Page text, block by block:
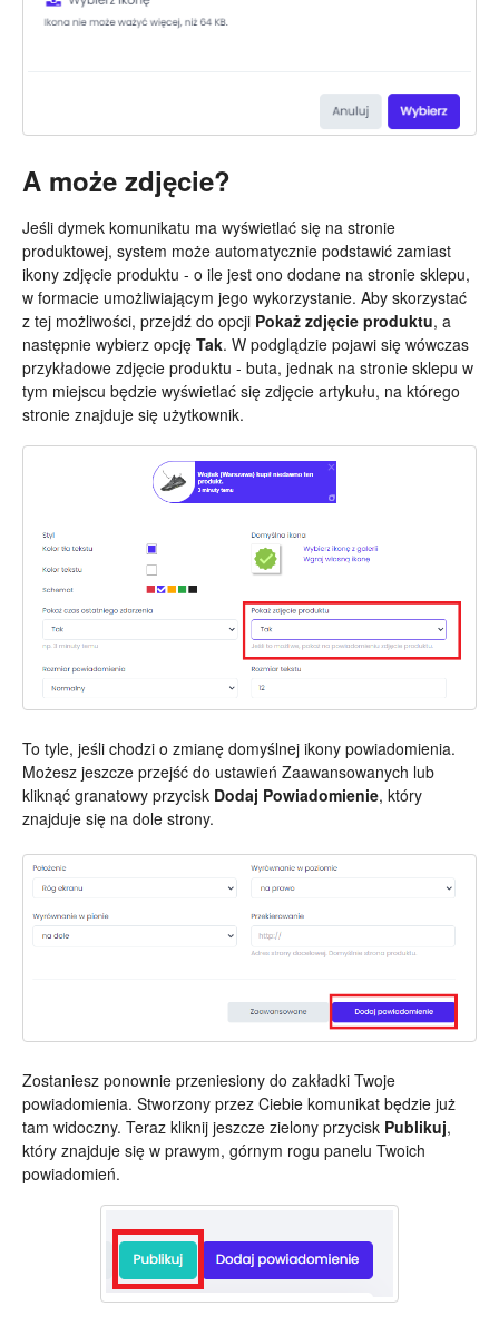
A może zdjęcie?
Jeśli dymek komunikatu ma wyświetlać się na stronie
produktowej, system może automatycznie podstawić zamiast
ikony zdjęcie produktu - o ile jest ono dodane na stronie sklepu,
w formacie umożliwiającym jego wykorzystanie. Aby skorzystać
z tej możliwości, przejdź do opcji Pokaż zdjęcie produktu, a
następnie wybierz opcję Tak. W podglądzie pojawi się wówczas
przykładowe zdjęcie produktu - buta, jednak na stronie sklepu w
tym miejscu będzie wyświetlać się zdjęcie artykułu, na którego
stronie znajduje się użytkownik.
To tyle, jeśli chodzi o zmianę domyślnej ikony powiadomienia.
Możesz jeszcze przejść do ustawień Zaawansowanych lub
kliknąć granatowy przycisk Dodaj Powiadomienie, który
znajduje się na dole strony.
Zostaniesz ponownie przeniesiony do zakładki Twoje
powiadomienia. Stworzony przez Ciebie komunikat będzie już
tam widoczny. Teraz kliknij jeszcze zielony przycisk Publikuj,
który znajduje się w prawym, górnym rogu panelu Twoich
powiadomień.